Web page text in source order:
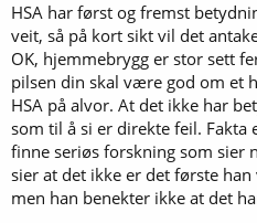
være et problem...
HSA har vært diskutert opp og
ikke tror på at det har betydning
brulosophy har gjort et
exBEERiment | Hot-Side Aeration:
Author: Marshall
the last few years
HSA har først og fremst
veit, så på kort sikt vil det
OK, hjemmebrygg er stor sett
pilsen din skal være god om et
HSA på alvor. At det ikke har
som til å si er direkte feil. Fakta
finne seriøs forskning som sier
sier at det ikke er det første
men han benekter ikke at det